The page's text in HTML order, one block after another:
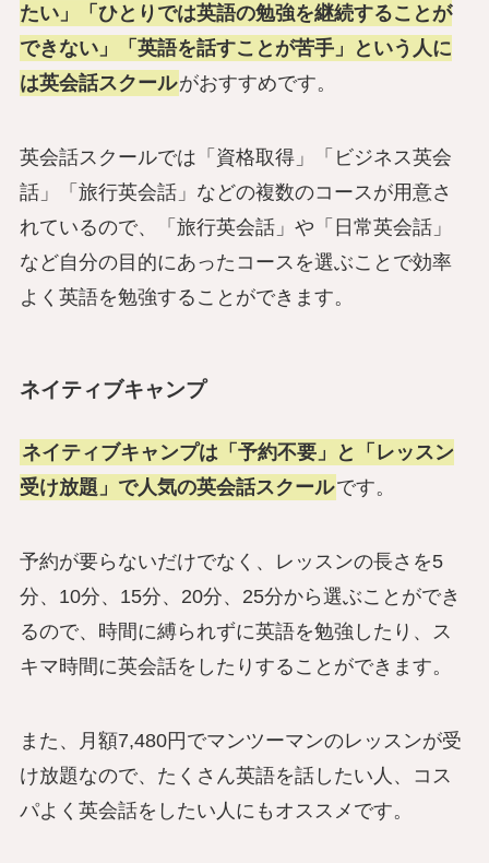
たい」「ひとりでは英語の勉強を継続することが
できない」「英語を話すことが苦手」という人に
は英会話スクールがおすすめです。
英会話スクールでは「資格取得」「ビジネス英会
話」「旅行英会話」などの複数のコースが用意さ
れているので、「旅行英会話」や「日常英会話」
など自分の目的にあったコースを選ぶことで効率
よく英語を勉強することができます。
ネイティブキャンプ
ネイティブキャンプは「予約不要」と「レッスン
受け放題」で人気の英会話スクールです。
予約が要らないだけでなく、レッスンの長さを5
分、10分、15分、20分、25分から選ぶことができ
るので、時間に縛られずに英語を勉強したり、ス
キマ時間に英会話をしたりすることができます。
また、月額7,480円でマンツーマンのレッスンが受
け放題なので、たくさん英語を話したい人、コス
パよく英会話をしたい人にもオススメです。